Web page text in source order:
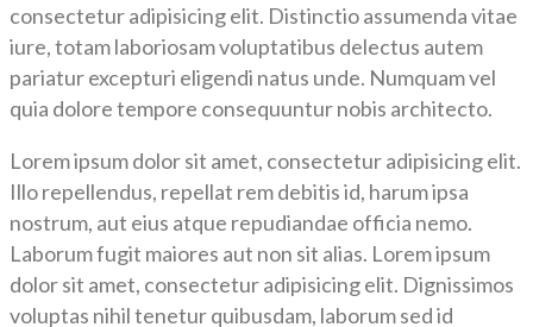
consectetur adipisicing elit. Distinctio assumenda vitae
iure, totam laboriosam voluptatibus delectus autem
pariatur excepturi eligendi natus unde. Numquam vel
quia dolore tempore consequuntur nobis architecto.
Lorem ipsum dolor sit amet, consectetur adipisicing elit.
Illo repellendus, repellat rem debitis id, harum ipsa
nostrum, aut eius atque repudiandae officia nemo.
Laborum fugit maiores aut non sit alias. Lorem ipsum
dolor sit amet, consectetur adipisicing elit. Dignissimos
voluptas nihil tenetur quibusdam, laborum sed id